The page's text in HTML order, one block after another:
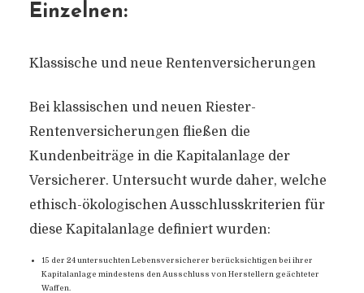
Einzelnen:
Klassische und neue Rentenversicherungen
Bei klassischen und neuen Riester-
Rentenversicherungen fließen die
Kundenbeiträge in die Kapitalanlage der
Versicherer. Untersucht wurde daher, welche
ethisch-ökologischen Ausschlusskriterien für
diese Kapitalanlage definiert wurden:
15 der 24 untersuchten Lebensversicherer berücksichtigen bei ihrer
Kapitalanlage mindestens den Ausschluss von Herstellern geächteter
Waffen.